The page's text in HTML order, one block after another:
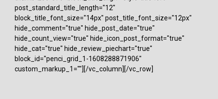
post_standard_title_length="12"
block_title_font_size="14px" post_title_font_size="12px"
hide_comment="true" hide_post_date="true"
hide_count_view="true" hide_icon_post_format="true"
hide_cat="true" hide_review_piechart="true"
block_id="penci_grid_1-1608288871906"
custom_markup_1=""][/vc_column][/vc_row]